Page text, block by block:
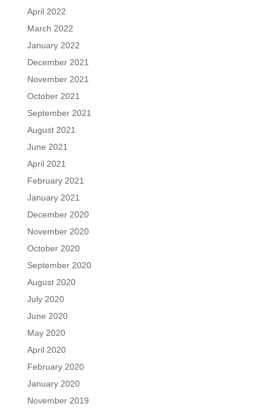
April 2022
March 2022
January 2022
December 2021
November 2021
October 2021
September 2021
August 2021
June 2021
April 2021
February 2021
January 2021
December 2020
November 2020
October 2020
September 2020
August 2020
July 2020
June 2020
May 2020
April 2020
February 2020
January 2020
November 2019